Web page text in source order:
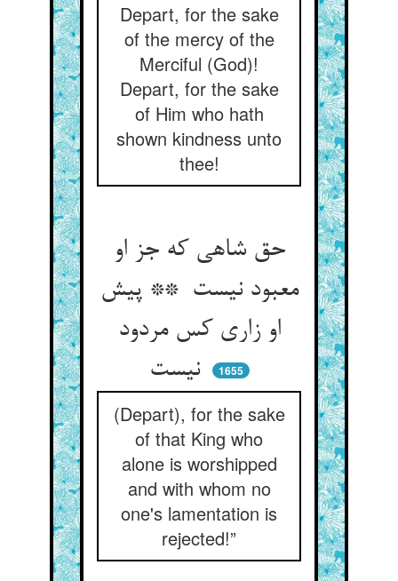
Depart, for the sake
of the mercy of the
Merciful (God)!
Depart, for the sake
of Him who hath
shown kindness unto
thee!
حق شاهی که جز او
معبود نیست ** پیش
او زاری کس مردود
نیست
1655
(Depart), for the sake
of that King who
alone is worshipped
and with whom no
one's lamentation is
rejected!”